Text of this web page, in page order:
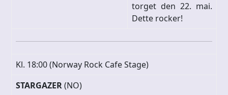
torget den 22. mai.
Dette rocker!
Kl. 18:00 (Norway Rock Cafe Stage)
STARGAZER(NO)